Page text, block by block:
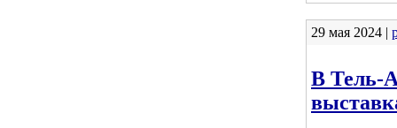
29 мая 2024 |
В Тель-